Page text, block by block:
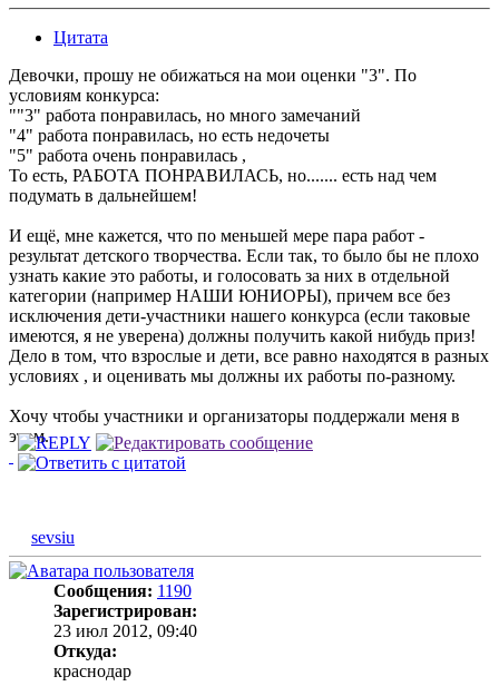
Цитата
Девочки, прошу не обижаться на мои оценки "3". По
условиям конкурса:
""3" работа понравилась, но много замечаний
"4" работа понравилась, но есть недочеты
"5" работа очень понравилась ,
То есть, РАБОТА ПОНРАВИЛАСЬ, но....... есть над чем
подумать в дальнейшем!
И ещё, мне кажется, что по меньшей мере пара работ -
результат детского творчества. Если так, то было бы не плохо
узнать какие это работы, и голосовать за них в отдельной
категории (например НАШИ ЮНИОРЫ), причем все без
исключения дети-участники нашего конкурса (если таковые
имеются, я не уверена) должны получить какой нибудь приз!
Дело в том, что взрослые и дети, все равно находятся в разных
условиях , и оценивать мы должны их работы по-разному.
Хочу чтобы участники и организаторы поддержали меня в
этом.
sevsiu
Сообщения: 1190
Зарегистрирован:
23 июл 2012, 09:40
Откуда:
краснодар